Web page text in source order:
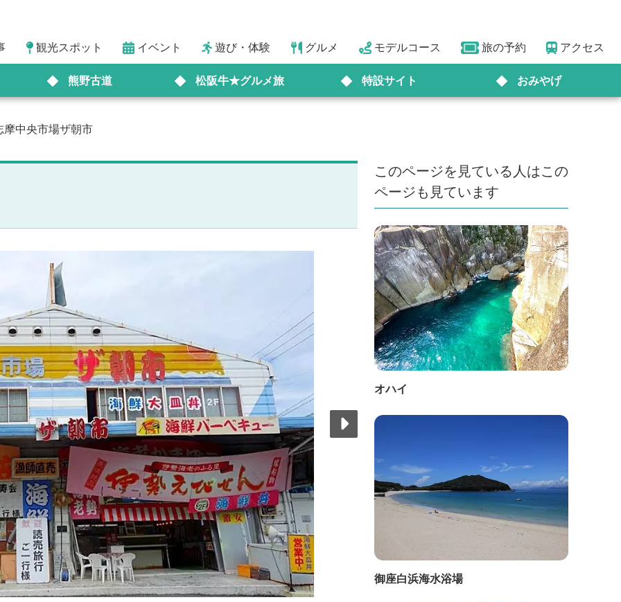
観光スポット イベント 遊び・体験 グルメ モデルコース 旅の予約 アクセス
熊野古道 松阪牛★グルメ旅 特設サイト おみやげ
中央市場ザ朝市
このページを見ている人はこの
ページも見ています
オハイ
御座白浜海水浴場